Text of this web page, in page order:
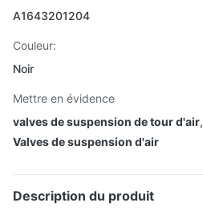
A1643201204
Couleur:
Noir
Mettre en évidence
valves de suspension de tour d'air,
Valves de suspension d'air
Description du produit